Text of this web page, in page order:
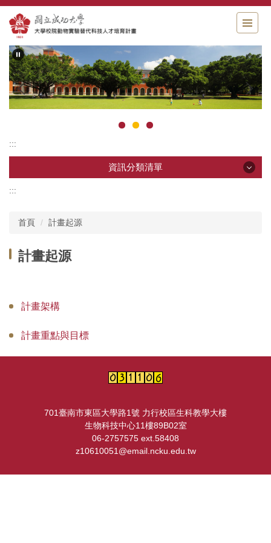
跳
到
主
要
內
容
區
塊
:::
資訊分類清單
最新消息
計畫起源
課程列表
招生及課程報名
:::
首頁 計畫起源
計畫起源
計畫架構
計畫重點與目標
701臺南市東區大學路1號 力行校區生科教學大樓
生物科技中心11樓89B02室
06-2757575 ext.58408
z10610051@email.ncku.edu.tw